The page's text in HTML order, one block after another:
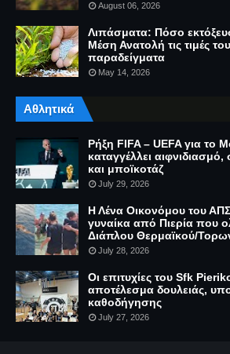
August 06, 2026
Λιπάσματα: Πόσο
Μέση Ανατολή τις τιμές
παραδείγματα
May 14, 2026
Αθλητικά
Ρήξη FIFA – UEFA για το
καταγγέλλει
και μποϊκοτάζ
July 29, 2026
Η Λένα Οικονόμου του
γυναίκα από Πιερία που
Διάπλου Θερμαϊκού/
July 28, 2026
Οι επιτυχίες του Sfk
αποτέλεσμα δουλειάς,
καθοδήγησης
July 27, 2026